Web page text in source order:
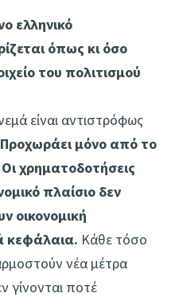
ελληνικό
όπως κι όσο
του πολιτισμού
είναι αντιστρόφως
Προχωράει μόνο από το
χρηματοδοτήσεις
πλαίσιο δεν
οικονομική
κεφάλαια. Κάθε τόσο
νέα μέτρα
γίνονται ποτέ